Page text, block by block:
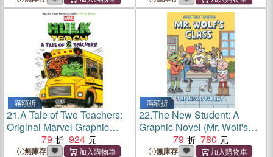
滿額折
21.A Tale of Two Teachers:
Original Marvel Graphic
Novel (Hulk Teach! #2)
79 924
無庫存
滿額折
22.The New Student: A
Graphic Novel (Mr. Wolf's
Class #6): Volume 6
79 780
無庫存